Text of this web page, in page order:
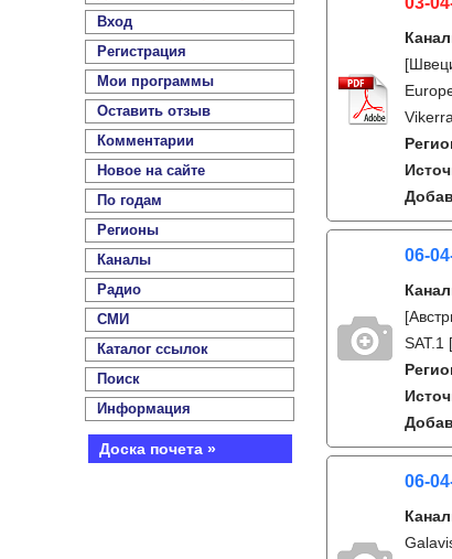
Вход
Регистрация
Мои программы
Оставить отзыв
Комментарии
Новое на сайте
По годам
Регионы
Каналы
Радио
СМИ
Каталог ссылок
Поиск
Информация
Доска почета »
06-
SAT.1
06-